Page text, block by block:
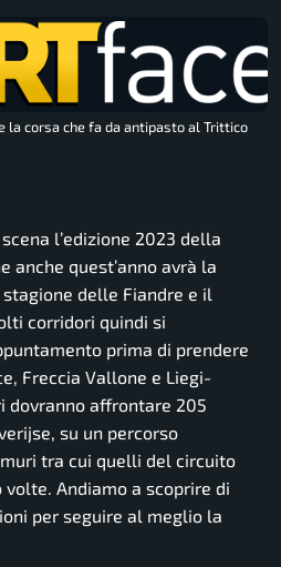
la corsa che fa da antipasto al Trittico
l’edizione 2023 della
anche quest’anno avrà la
delle Fiandre e il
corridori quindi si
prima di prendere
Freccia Vallone e Liegi-
dovranno affrontare 205
su un percorso
tra cui quelli del circuito
Andiamo a scoprire di
per seguire al meglio la